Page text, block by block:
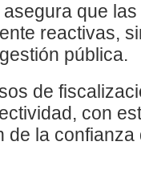
que
reactivas,
pública.
de
con
de la